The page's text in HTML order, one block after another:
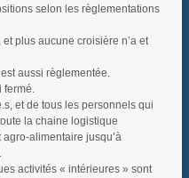
selon les règlementations
plus aucune croisière n’a et
aussi règlementée.
fermé.
et de tous les personnels qui
la chaine logistique
alimentaire jusqu’à
activités « intérieures » sont